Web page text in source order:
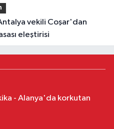
eleştirisi
- Alanya'da korkutan